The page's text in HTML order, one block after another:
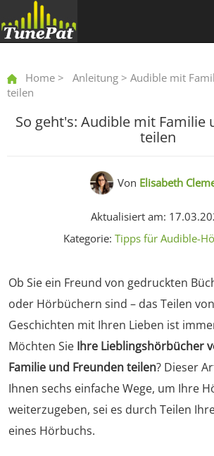
Home > Anleitung > Audible mit
teilen
So geht's: Audible mit Familie
teilen
Von Elisabeth
Aktualisiert am:
Kategorie: Tipps für Audible-
Ob Sie ein Freund von gedruckten
oder Hörbüchern sind – das Teilen
Geschichten mit Ihren Lieben ist
Möchten Sie Ihre Lieblingshörbücher
Familie und Freunden teilen? Dieser
Ihnen sechs einfache Wege, um Ihre
weiterzugeben, sei es durch Teilen
eines Hörbuchs.